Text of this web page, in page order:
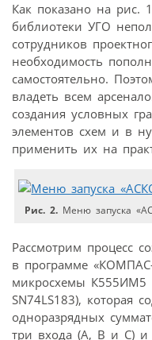
Как показано на рис.
библиотеки УГО
сотрудников
необходимость
самостоятельно.
владеть всем
создания условных
элементов схем и в
применить их на
Рис. 2. Меню запуска
Рассмотрим процесс
в программе
микросхемы К555ИМ5
SN74LS183), которая
одноразрядных
три входа (А, В и С) и